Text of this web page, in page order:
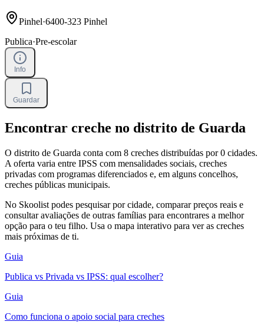
Pinhel·6400-323 Pinhel
Publica·Pre-escolar
Info
Guardar
Encontrar creche no distrito de Guarda
O distrito de Guarda conta com 8 creches distribuídas por 0 cidades.
A oferta varia entre IPSS com mensalidades sociais, creches
privadas com programas diferenciados e, em alguns concelhos,
creches públicas municipais.
No Skoolist podes pesquisar por cidade, comparar preços reais e
consultar avaliações de outras famílias para encontrares a melhor
opção para o teu filho. Usa o mapa interativo para ver as creches
mais próximas de ti.
Guia
Publica vs Privada vs IPSS: qual escolher?
Guia
Como funciona o apoio social para creches